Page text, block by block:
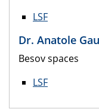
LSF
Dr. Anatole
Besov spaces
LSF